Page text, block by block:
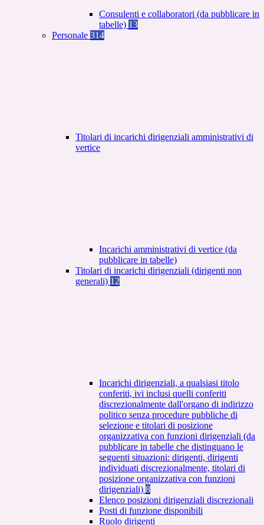
Consulenti e collaboratori (da pubblicare in
tabelle) 13
Personale 314
Titolari di incarichi dirigenziali amministrativi di
vertice
Incarichi amministrativi di vertice (da
pubblicare in tabelle)
Titolari di incarichi dirigenziali (dirigenti non
generali) 12
Incarichi dirigenziali, a qualsiasi titolo
conferiti, ivi inclusi quelli conferiti
discrezionalmente dall'organo di indirizzo
politico senza procedure pubbliche di
selezione e titolari di posizione
organizzativa con funzioni dirigenziali (da
pubblicare in tabelle che distinguano le
seguenti situazioni: dirigenti, dirigenti
individuati discrezionalmente, titolari di
posizione organizzativa con funzioni
dirigenziali) 8
Elenco posizioni dirigenziali discrezionali
Posti di funzione disponibili
Ruolo dirigenti